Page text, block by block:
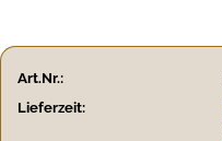
Art.Nr.:
Lieferzeit: